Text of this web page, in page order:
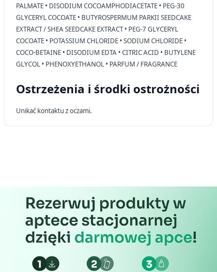
PALMATE • DISODIUM COCOAMPHODIACETATE • PEG-30
GLYCERYL COCOATE • BUTYROSPERMUM PARKII SEEDCAKE
EXTRACT / SHEA SEEDCAKE EXTRACT • PEG-7 GLYCERYL
COCOATE • POTASSIUM CHLORIDE • SODIUM CHLORIDE •
COCO-BETAINE • DISODIUM EDTA • CITRIC ACID • BUTYLENE
GLYCOL • PHENOXYETHANOL • PARFUM / FRAGRANCE
Ostrzeżenia i środki ostrożności
Unikać kontaktu z oczami.
Tworzenie profili w celu personalizacji treści
Wykorzystywanie profili w celu doboru
spersonalizowanych treści
Pomiar efektywności reklam
Pomiar efektywności treści
kombinacji danych z różnych źródeł
geolokalizacyjnych
Identyfikowanie urządzeń na podstawie
aktywnie żądanych informacji
Cele przetwarzania inne niż IAB:
Niezbędne